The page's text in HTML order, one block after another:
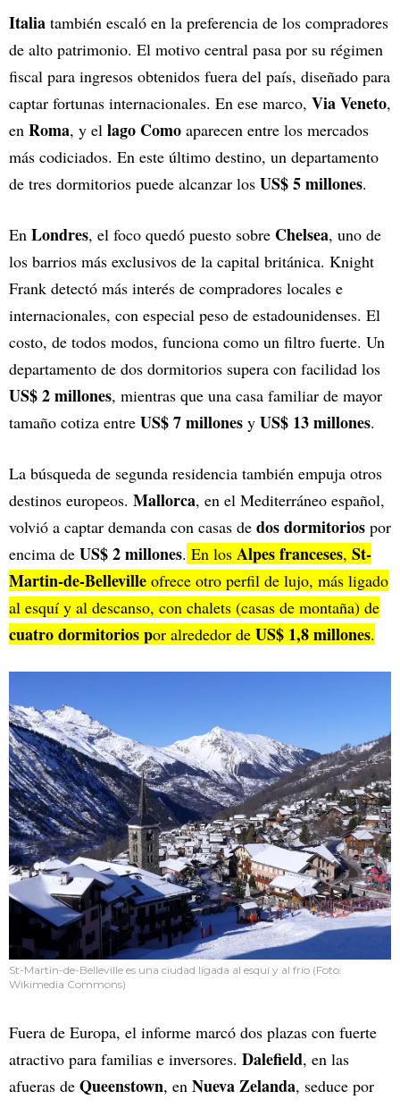
Italia también escaló en la preferencia de los compradores
de alto patrimonio. El motivo central pasa por su régimen
fiscal para ingresos obtenidos fuera del país, diseñado para
captar fortunas internacionales. En ese marco, Via Veneto,
en Roma, y el lago Como aparecen entre los mercados
más codiciados. En este último destino, un departamento
de tres dormitorios puede alcanzar los US$ 5 millones.
En Londres, el foco quedó puesto sobre Chelsea, uno de
los barrios más exclusivos de la capital británica. Knight
Frank detectó más interés de compradores locales e
internacionales, con especial peso de estadounidenses. El
costo, de todos modos, funciona como un filtro fuerte. Un
departamento de dos dormitorios supera con facilidad los
US$ 2 millones, mientras que una casa familiar de mayor
tamaño cotiza entre US$ 7 millones y US$ 13 millones.
La búsqueda de segunda residencia también empuja otros
destinos europeos. Mallorca, en el Mediterráneo español,
volvió a captar demanda con casas de dos dormitorios por
encima de US$ 2 millones. En los Alpes franceses, St-
Martin-de-Belleville ofrece otro perfil de lujo, más ligado
al esquí y al descanso, con chalets (casas de montaña) de
cuatro dormitorios por alrededor de US$ 1,8 millones.
St-Martin-de-Belleville es una ciudad ligada al esquí y al frio (Foto:
Wikimedia Commons)
Fuera de Europa, el informe marcó dos plazas con fuerte
atractivo para familias e inversores. Dalefield, en las
afueras de Queenstown, en Nueva Zelanda, seduce por